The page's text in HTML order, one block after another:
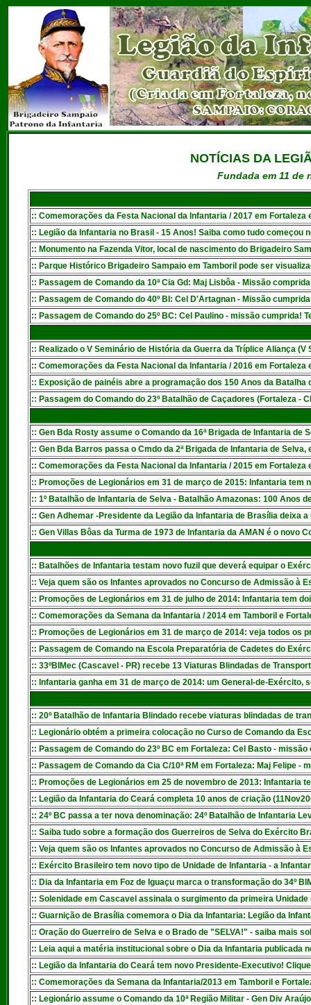
NOTÍCIAS DA
Fundada em 11 de
:: Comemorações da Festa Nacional da Infantaria / 2017 em
:: Legião da Infantaria no Brasil - 15 Anos! Saiba como tudo começou
:: Monumento na Fazenda Vitor, local de nascimento do Brigadeiro
:: Parque Histórico Brigadeiro Sampaio em Tamboril pode ser
:: Passagem de Comando da 10ª Cia Gd: Maj Lisbôa - Missão
:: Passagem de Comando do 40º BI: Cel D'Artagnan - Missão
:: Passagem de Comando do 25º BC: Cel Paulino - missão cumprida!
:: Realizado o V Seminário de História da Guerra da Tríplice Aliança (V
:: Comemorações da Festa Nacional da Infantaria / 2016 em
:: Exposição de painéis abre a programação dos 150 Anos da Batalha
:: Passagem do Comando do 23º Batalhão de Caçadores (Fortaleza -
:: Gen Bda Rosty assume o Comando da 16ª Brigada de Infantaria de
:: Gen Bda Barros passa o Cmdo da 2ª Brigada de Infantaria de
:: Comemorações da Festa Nacional da Infantaria / 2015 em
:: Promoções de Legionários em 31 de março de 2015: Infantaria tem
:: 1º Batalhão de Infantaria de Selva - Batalhão Amazonas: 100 Anos
:: Gen Adhemar -Presidente da Legião da Infantaria de Brasília deixa
:: Gen Villas Bôas da Turma de 1973 de Infantaria da AMAN é o novo
:: Batalhões de Infantaria testam novo fuzil que deverá equipar o
:: Veja quem são os Infantes aprovados no Concurso de Admissão à
:: Promoções de Legionários em 31 de julho de 2014: Infantaria tem
:: Comemorações da Semana da Infantaria / 2014 em Tamboril e
:: Promoções de Legionários em 31 de março de 2014: veja todos os
:: Passagem de Comando na Escola Preparatória de Cadetes do
:: 33ºBIMec (Cascavel - PR) recebe 13 Viaturas Blindadas de
:: Infantaria ganha em 31 de março de 2014: um General-de-
:: 20º Batalhão de Infantaria Blindado recebe viaturas blindadas de
:: Legionário obtém a primeira colocação no Curso de Comando da
:: Passagem de Comando do 23º BC em Fortaleza: Cel Basto -
:: Passagem de Comando da Cia C/10ª RM em Fortaleza: Maj Felipe
:: Promoções de Legionários em 25 de novembro de 2013: Infantaria
:: Legião da Infantaria do Ceará completa 10 anos de criação
:: 24º BC passa a ter nova denominação: 24º Batalhão de Infantaria
:: Saiba tudo sobre a formação dos Guerreiros de Selva do Exército
:: Veja quem são os Infantes aprovados no Concurso de Admissão à
:: Exército Brasileiro tem novo tipo de Unidade de Infantaria - a
:: Dia da Infantaria em Foz de Iguaçu marca o transformação do 34º
:: Solenidade em Cascavel assinala o surgimento da primeira
:: Guarnição de Brasília comemora o Dia da Infantaria: Legião da
:: Oração do Guerreiro de Selva e o Brado de "SELVA!" - saiba mais
:: Leia aqui a matéria institucional sobre o Dia da Infantaria publicada
:: Legião da Infantaria do Ceará tem novo Presidente-Executivo!
:: Comemorações da Semana da Infantaria/2013 em Tamboril e
:: Legionário assume o Comando da 10ª Região Militar - Gen Div